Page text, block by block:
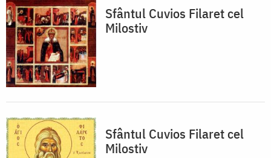
Sfântul Cuvios Filaret cel
Milostiv
Sfântul Cuvios Filaret cel
Milostiv